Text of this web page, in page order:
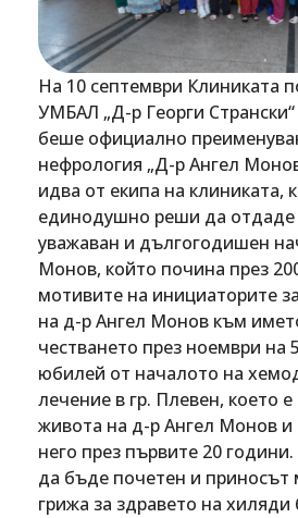
На 10 септември Клиниката
УМБАЛ „Д-р Георги
беше официално
нефрология „Д-р Ангел
идва от екипа на клиниката,
единодушно реши да отдаде
уважаван и дългогодишен
Монов, който почина през
мотивите на инициаторите
на д-р Ангел Монов към
честването през ноември на
юбилей от началото на
лечение в гр. Плевен, което
живота на д-р Ангел Монов и
него през първите 20
да бъде почетен и приносът
грижа за здравето на хиляди